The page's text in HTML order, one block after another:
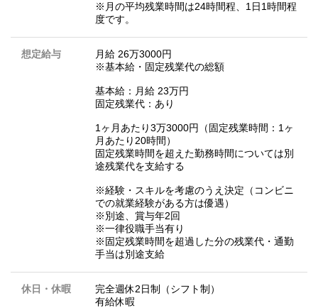
※月の平均残業時間は24時間程、1日1時間程
度です。
想定給与
月給 26万3000円
※基本給・固定残業代の総額
基本給：月給 23万円
固定残業代：あり
1ヶ月あたり3万3000円（固定残業時間：1ヶ
月あたり20時間）
固定残業時間を超えた勤務時間については別
途残業代を支給する
※経験・スキルを考慮のうえ決定（コンビニ
での就業経験がある方は優遇）
※別途、賞与年2回
※一律役職手当有り
※固定残業時間を超過した分の残業代・通勤
手当は別途支給
休日・休暇
完全週休2日制（シフト制）
有給休暇